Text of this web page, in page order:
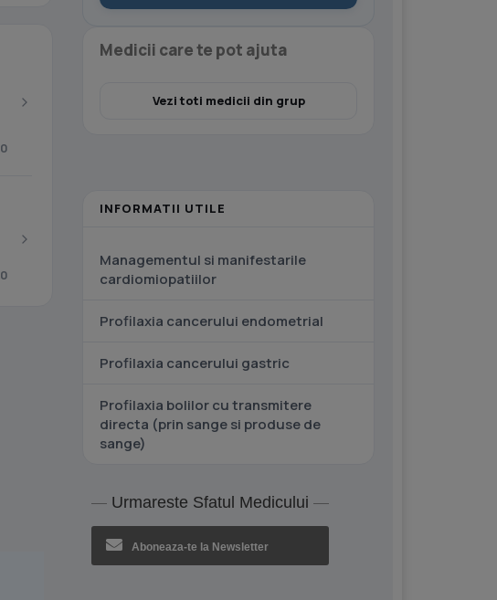
0
0
Medicii care te pot ajuta
Vezi toti medicii din grup
INFORMATII UTILE
Managementul si manifestarile
cardiomiopatiilor
Profilaxia cancerului endometrial
Profilaxia cancerului gastric
Profilaxia bolilor cu transmitere
directa (prin sange si produse de
sange)
Urmareste Sfatul Medicului
Aboneaza-te la Newsletter